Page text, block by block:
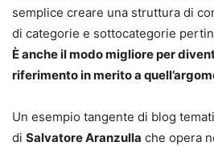
semplice creare una struttura di
di categorie e sottocategorie
È anche il modo migliore per
riferimento in merito a
Un esempio tangente di blog
di Salvatore Aranzulla che opera